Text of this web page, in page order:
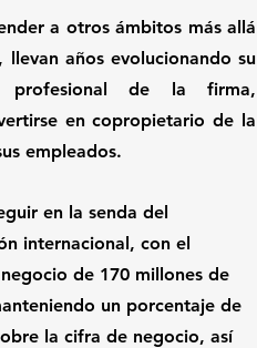
a otros ámbitos más allá
años evolucionando su
profesional de la firma,
en copropietario de la
empleados.
en la senda del
internacional, con el
de 170 millones de
un porcentaje de
la cifra de negocio, así